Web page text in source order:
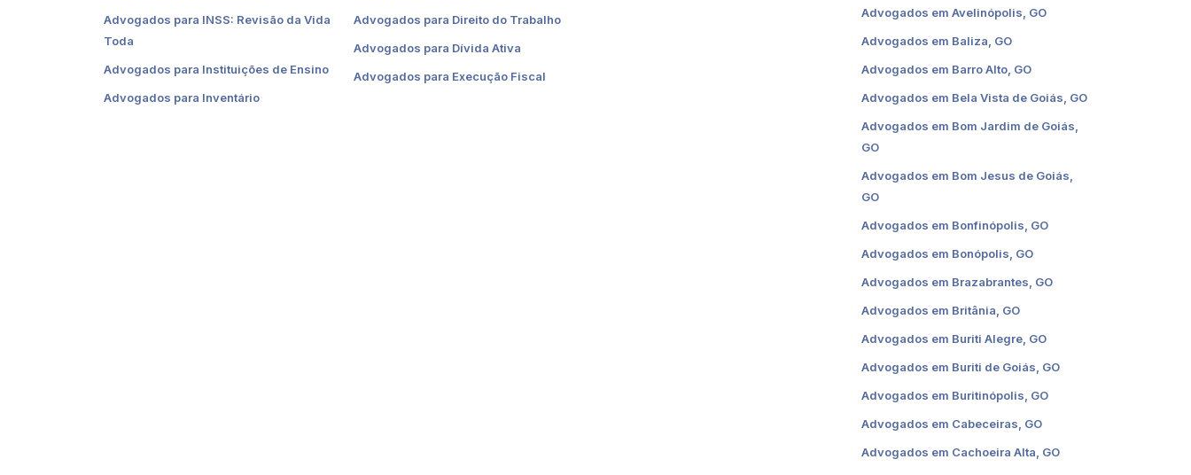
Advogados para INSS: Revisão da Vida
Toda
Advogados para Instituições de Ensino
Advogados para Inventário
Advogados para Direito do Trabalho
Advogados para Dívida Ativa
Advogados para Execução Fiscal
Advogados em Avelinópolis, GO
Advogados em Baliza, GO
Advogados em Barro Alto, GO
Advogados em Bela Vista de Goiás, GO
Advogados em Bom Jardim de Goiás,
GO
Advogados em Bom Jesus de Goiás,
GO
Advogados em Bonfinópolis, GO
Advogados em Bonópolis, GO
Advogados em Brazabrantes, GO
Advogados em Britânia, GO
Advogados em Buriti Alegre, GO
Advogados em Buriti de Goiás, GO
Advogados em Buritinópolis, GO
Advogados em Cabeceiras, GO
Advogados em Cachoeira Alta, GO